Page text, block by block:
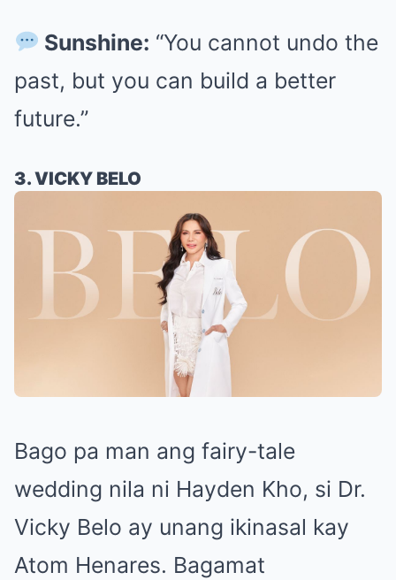
Sunshine: “You cannot undo the
past, but you can build a better
future.”
3. VICKY BELO
Bago pa man ang fairy-tale
wedding nila ni Hayden Kho, si Dr.
Vicky Belo ay unang ikinasal kay
Atom Henares. Bagamat